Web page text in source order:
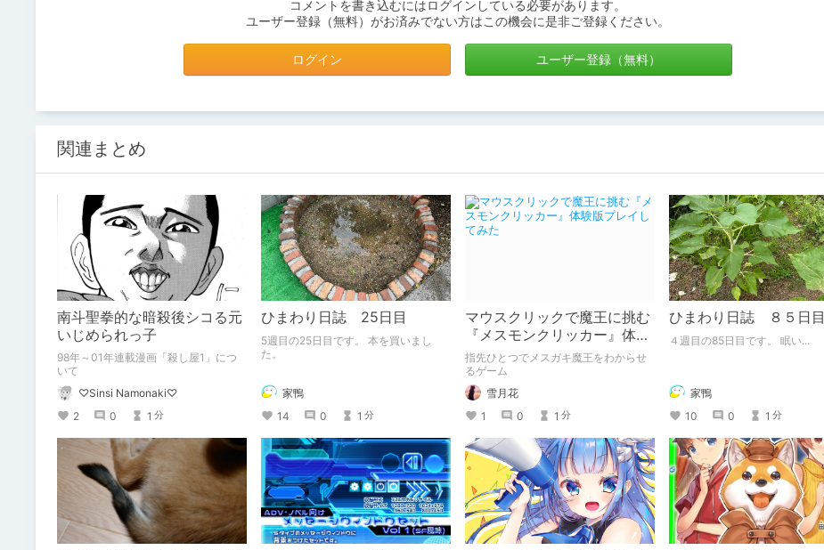
コメントを書き込むにはログインしている必要があります。
ユーザー登録（無料）がお済みでない方はこの機会に是非ご登録ください。
ログイン ユーザー登録（無料）
関連まとめ
南斗聖拳的な暗殺後シコる元
いじめられっ子
98年～01年連載漫画「殺し屋1」につ
いて
♡Sinsi Namonaki♡
2
0 1 分
ひまわり日誌 25日目
5週目の25日目です。 本を買いまし
た。
家鴨
14
0 1 分
マウスクリックで魔王に挑む
『メスモンクリッカー』体験
版プレイしてみた
指先ひとつでメスガキ魔王をわからせ
るゲーム
雪月花
1
0 1 分
ひまわり日誌 ８５日目
４週目の85日目です。 眠い...
家鴨
10
0 1 分